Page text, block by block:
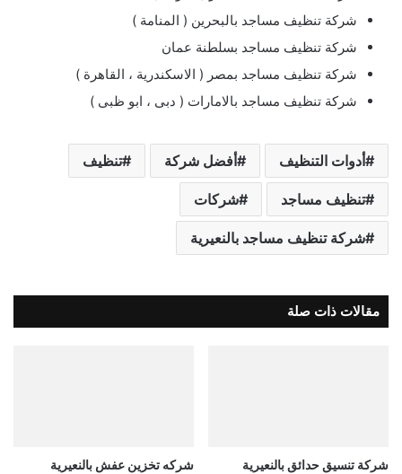
شركة تنظيف مساجد بالبحرين ( المنامة )
شركة تنظيف مساجد بسلطنة عمان
شركة تنظيف مساجد بمصر ( الاسكندرية ، القاهرة )
شركة تنظيف مساجد بالامارات ( دبى ، ابو ظبى )
أدوات التنظيف أفضل شركة تنظيف
تنظيف مساجد شركات
شركة تنظيف مساجد بالنعيرية
مقالات ذات صلة
شركة تنسيق حدائق بالنعيرية شركه تخزين عفش بالنعيرية